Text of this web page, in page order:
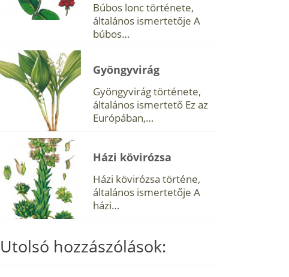
Búbos lonc története,
általános ismertetője A
búbos…
Gyöngyvirág
Gyöngyvirág története,
általános ismertető Ez az
Európában,…
Házi kövirózsa
Házi kövirózsa történe,
általános ismertetője A
házi…
Utolsó hozzászólások: